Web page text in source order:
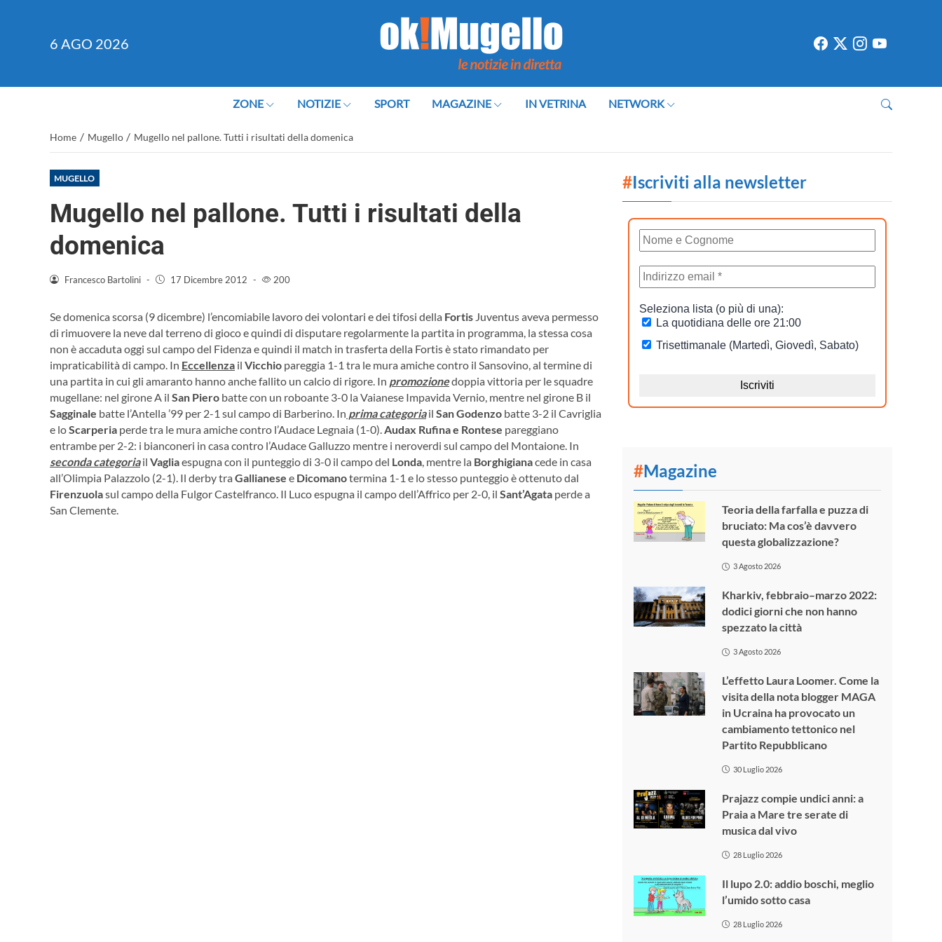
6 AGO 2026
ZONE NOTIZIE SPORT MAGAZINE IN VETRINA NETWORK
Home / Mugello / Mugello nel pallone. Tutti i risultati della domenica
MUGELLO
Mugello nel pallone. Tutti i risultati della
domenica
Francesco Bartolini - 17 Dicembre 2012 - 200
Se domenica scorsa (9 dicembre) l’encomiabile lavoro dei volontari e dei tifosi della Fortis Juventus aveva permesso
di rimuovere la neve dal terreno di gioco e quindi di disputare regolarmente la partita in programma, la stessa cosa
non è accaduta oggi sul campo del Fidenza e quindi il match in trasferta della Fortis è stato rimandato per
impraticabilità di campo. In Eccellenza il Vicchio pareggia 1-1 tra le mura amiche contro il Sansovino, al termine di
una partita in cui gli amaranto hanno anche fallito un calcio di rigore. In promozionedoppia vittoria per le squadre
mugellane: nel girone A il San Piero batte con un roboante 3-0 la Vaianese Impavida Vernio, mentre nel girone B il
Sagginale batte l’Antella ’99 per 2-1 sul campo di Barberino. In prima categoriail San Godenzo batte 3-2 il Cavriglia
e loScarperia perde tra le mura amiche contro l’Audace Legnaia (1-0). Audax Rufina e Rontese pareggiano
entrambe per 2-2: i bianconeri in casa contro l’Audace Galluzzo mentre i neroverdi sul campo del Montaione. In
seconda categoriail Vagliaespugna con il punteggio di 3-0 il campo del Londa , mentre la Borghigianacede in casa
all’Olimpia Palazzolo (2-1). Il derby tra Gallianese e Dicomanotermina 1-1 e lo stesso punteggio è ottenuto dal
Firenzuolasul campo della Fulgor Castelfranco. Il Luco espugna il campo dell’Affrico per 2-0, il Sant’Agata perde a
San Clemente.
#Iscriviti alla newsletter
#Magazine
Teoria della farfalla e puzza di
bruciato: Ma cos’è davvero
questa globalizzazione?
3 Agosto 2026
Kharkiv, febbraio–marzo 2022:
dodici giorni che non hanno
spezzato la città
3 Agosto 2026
L’effetto Laura Loomer. Come la
visita della nota blogger MAGA
in Ucraina ha provocato un
cambiamento tettonico nel
Partito Repubblicano
30 Luglio 2026
Prajazz compie undici anni: a
Praia a Mare tre serate di
musica dal vivo
28 Luglio 2026
Il lupo 2.0: addio boschi, meglio
l’umido sotto casa
28 Luglio 2026